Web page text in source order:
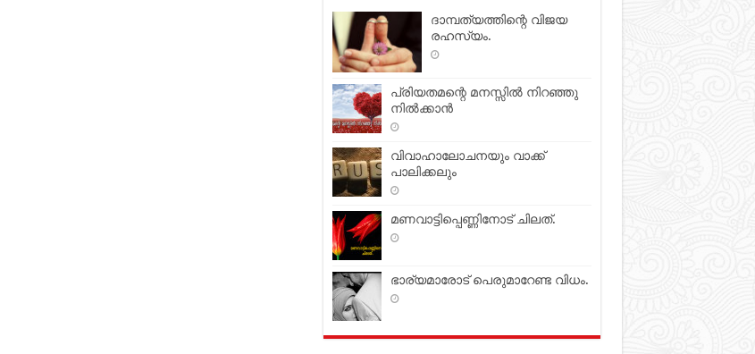
ദാമ്പത്യത്തിന്റെ വിജയ
രഹസ്യം.
പ്രിയതമന്റെ മനസ്സില്‍ നിറഞ്ഞു
നില്‍ക്കാന്‍
വിവാഹാലോചനയും വാക്ക്
പാലിക്കലും
മണവാട്ടിപ്പെണ്ണിനോട് ചിലത്.
ഭാര്യമാരോട് പെരുമാറേണ്ട വിധം.